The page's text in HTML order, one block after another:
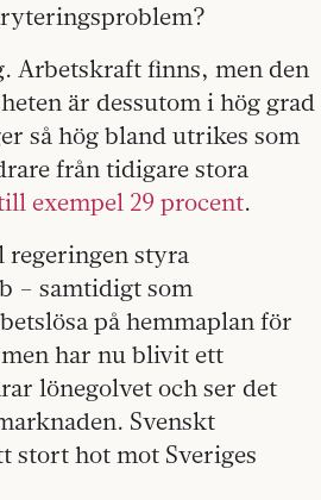
Arbetskraft finns, men den
är dessutom i hög grad
så hög bland utrikes som
från tidigare stora
exempel 29 procent.
styra
– samtidigt som
på hemmaplan för
har nu blivit ett
lönegolvet och ser det
Svenskt
stort hot mot Sveriges